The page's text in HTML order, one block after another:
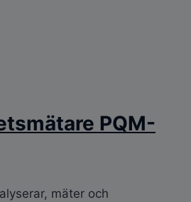
PQM-
mäter och